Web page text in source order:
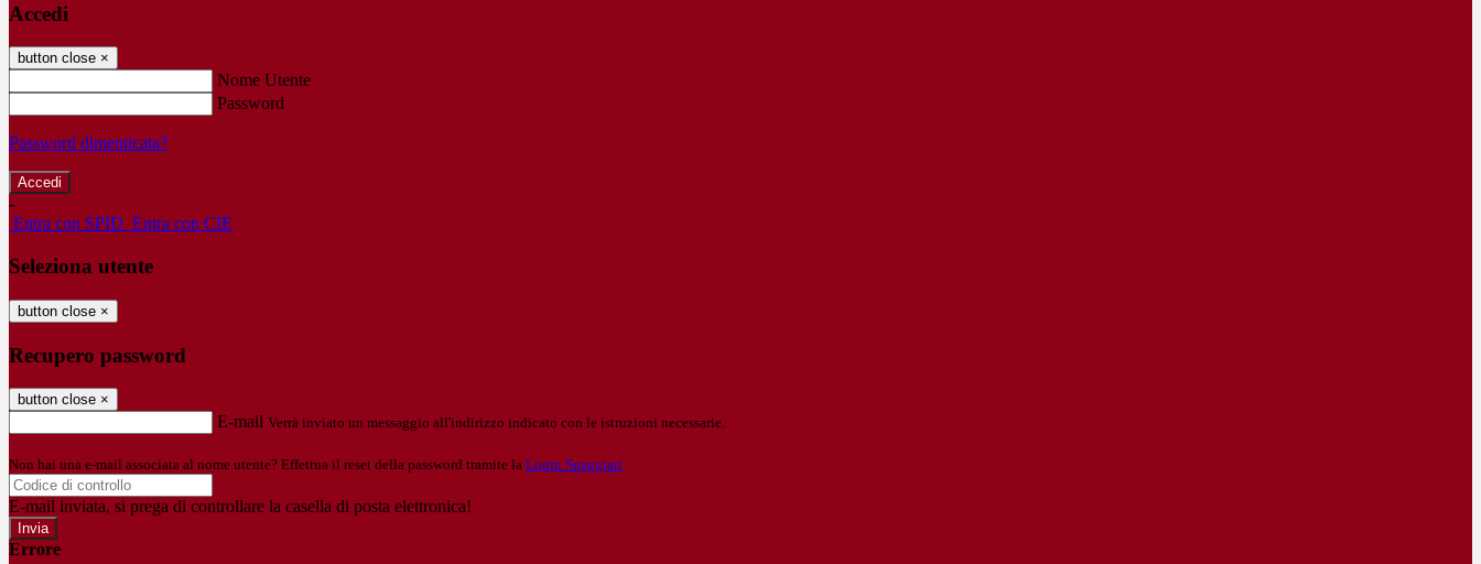
Accedi
button close ×
Nome Utente
Password
Password dimenticata?
-
Entra con SPID Entra con CIE
Seleziona utente
button close ×
Recupero password
button close ×
E-mail Verrà inviato un messaggio all'indirizzo indicato con le istruzioni necessarie.
Non hai una e-mail associata al nome utente? Effettua il reset della password tramite la Login Spaggiari
E-mail inviata, si prega di controllare la casella di posta elettronica!
Errore